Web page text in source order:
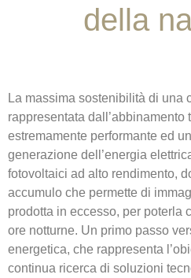
della
La massima sostenibilità di una
rappresentata
estremamente performante ed
generazione dell’energia
fotovoltaici ad alto rendimento,
accumulo che permette di
prodotta in eccesso, per poterla
ore notturne. Un primo passo
energetica, che rappresenta
continua ricerca di soluzioni